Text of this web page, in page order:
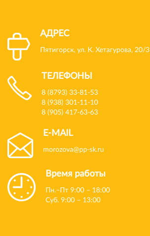
АДРЕС
Пятигорск, ул. К. Хетагурова, 20/3
ТЕЛЕФОНЫ
8 (8793) 33-81-53
8 (938) 301-11-10
8 (905) 417-63-63
E-MAIL
morozova@pp-sk.ru
Время работы
Пн.–Пт 9:00 – 18:00
Суб. 9:00 – 13:00